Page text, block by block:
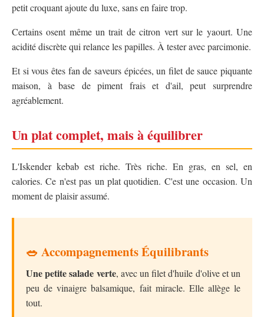
petit croquant ajoute du luxe, sans en faire trop.
Certains osent même un trait de citron vert sur le yaourt. Une
acidité discrète qui relance les papilles. À tester avec parcimonie.
Et si vous êtes fan de saveurs épicées, un filet de sauce piquante
maison, à base de piment frais et d'ail, peut surprendre
agréablement.
Un plat complet, mais à équilibrer
L'Iskender kebab est riche. Très riche. En gras, en sel, en
calories. Ce n'est pas un plat quotidien. C'est une occasion. Un
moment de plaisir assumé.
🥗 Accompagnements Équilibrants
Une petite salade verte, avec un filet d'huile d'olive et un
peu de vinaigre balsamique, fait miracle. Elle allège le
tout.